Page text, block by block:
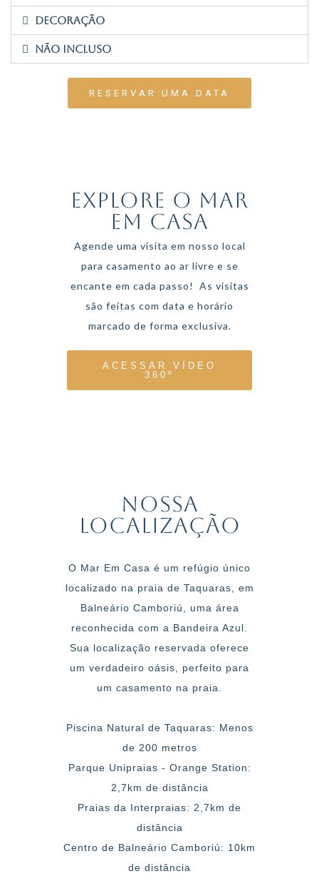
DECORAÇÃO
NÃO INCLUSO
RESERVAR UMA DATA
EXPLORE O MAR
EM CASA
Agende uma visita em nosso local
para casamento ao ar livre e se
encante em cada passo! As visitas
são feitas com data e horário
marcado de forma exclusiva.
ACESSAR VÍDEO
360º
Nossa
Localização
O Mar Em Casa é um refúgio único
localizado na praia de Taquaras, em
Balneário Camboriú, uma área
reconhecida com a Bandeira Azul.
Sua localização reservada oferece
um verdadeiro oásis, perfeito para
um casamento na praia.
Piscina Natural de Taquaras: Menos
de 200 metros
Parque Unipraias - Orange Station:
2,7km de distância
Praias da Interpraias: 2,7km de
distância
Centro de Balneário Camboriú: 10km
de distância